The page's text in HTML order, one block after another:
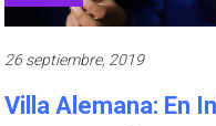
26 septiembre, 2019
Villa Alemana: En